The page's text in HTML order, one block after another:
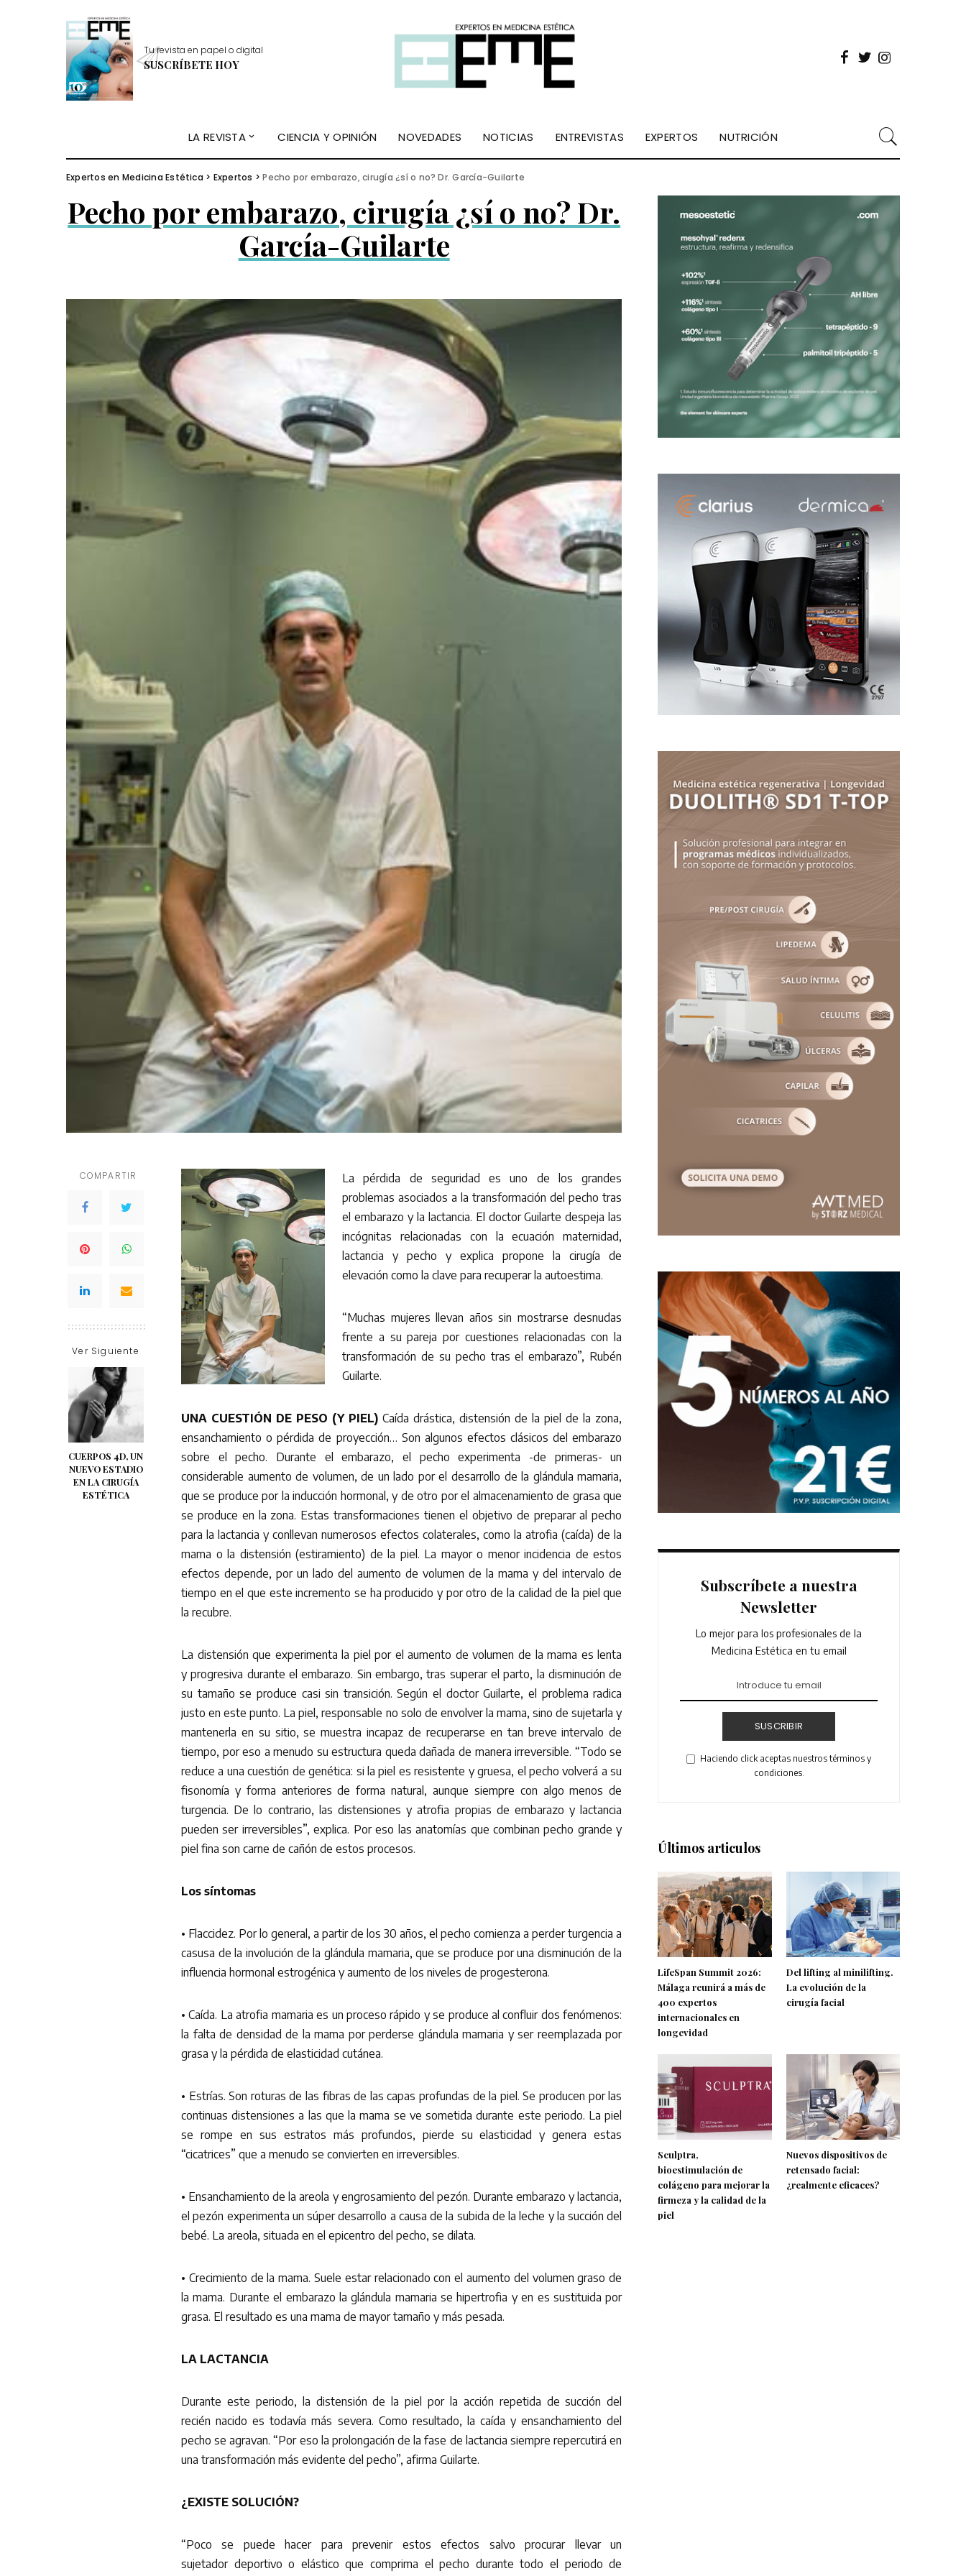
Tu revista en papel o digital
SUSCRÍBETE HOY
LA REVISTA CIENCIA Y OPINIÓN NOVEDADES NOTICIAS ENTREVISTAS EXPERTOS NUTRICIÓN
Expertos en Medicina Estética > Expertos >Pecho por embarazo, cirugía ¿sí o no? Dr. García-Guilarte
Pecho por embarazo, cirugía ¿sí o no? Dr.
García-Guilarte
COMPARTIR
Ver Siguiente
CUERPOS 4D, UN
NUEVO ESTADIO
EN LA CIRUGÍA
ESTÉTICA
La pérdida de seguridad es uno de los grandes
problemas asociados a la transformación del pecho tras
el embarazo y la lactancia. El doctor Guilarte despeja las
incógnitas relacionadas con la ecuación maternidad,
lactancia y pecho y explica propone la cirugía de
elevación como la clave para recuperar la autoestima.
“Muchas mujeres llevan años sin mostrarse desnudas
frente a su pareja por cuestiones relacionadas con la
transformación de su pecho tras el embarazo”, Rubén
Guilarte.
UNA CUESTIÓN DE PESO (Y PIEL) Caída drástica, distensión de la piel de la zona,
ensanchamiento o pérdida de proyección… Son algunos efectos clásicos del embarazo
sobre el pecho. Durante el embarazo, el pecho experimenta -de primeras- un
considerable aumento de volumen, de un lado por el desarrollo de la glándula mamaria,
que se produce por la inducción hormonal, y de otro por el almacenamiento de grasa que
se produce en la zona. Estas transformaciones tienen el objetivo de preparar al pecho
para la lactancia y conllevan numerosos efectos colaterales, como la atrofia (caída) de la
mama o la distensión (estiramiento) de la piel. La mayor o menor incidencia de estos
efectos depende, por un lado del aumento de volumen de la mama y del intervalo de
tiempo en el que este incremento se ha producido y por otro de la calidad de la piel que
la recubre.
La distensión que experimenta la piel por el aumento de volumen de la mama es lenta
y progresiva durante el embarazo. Sin embargo, tras superar el parto, la disminución de
su tamaño se produce casi sin transición. Según el doctor Guilarte, el problema radica
justo en este punto. La piel, responsable no solo de envolver la mama, sino de sujetarla y
mantenerla en su sitio, se muestra incapaz de recuperarse en tan breve intervalo de
tiempo, por eso a menudo su estructura queda dañada de manera irreversible. “Todo se
reduce a una cuestión de genética: si la piel es resistente y gruesa, el pecho volverá a su
fisonomía y forma anteriores de forma natural, aunque siempre con algo menos de
turgencia. De lo contrario, las distensiones y atrofia propias de embarazo y lactancia
pueden ser irreversibles”, explica. Por eso las anatomías que combinan pecho grande y
piel fina son carne de cañón de estos procesos.
Los síntomas
• Flaccidez. Por lo general, a partir de los 30 años, el pecho comienza a perder turgencia a
casusa de la involución de la glándula mamaria, que se produce por una disminución de la
influencia hormonal estrogénica y aumento de los niveles de progesterona.
• Caída. La atrofia mamaria es un proceso rápido y se produce al confluir dos fenómenos:
la falta de densidad de la mama por perderse glándula mamaria y ser reemplazada por
grasa y la pérdida de elasticidad cutánea.
• Estrías. Son roturas de las fibras de las capas profundas de la piel. Se producen por las
continuas distensiones a las que la mama se ve sometida durante este periodo. La piel
se rompe en sus estratos más profundos, pierde su elasticidad y genera estas
“cicatrices” que a menudo se convierten en irreversibles.
• Ensanchamiento de la areola y engrosamiento del pezón. Durante embarazo y lactancia,
el pezón experimenta un súper desarrollo a causa de la subida de la leche y la succión del
bebé. La areola, situada en el epicentro del pecho, se dilata.
• Crecimiento de la mama. Suele estar relacionado con el aumento del volumen graso de
la mama. Durante el embarazo la glándula mamaria se hipertrofia y en es sustituida por
grasa. El resultado es una mama de mayor tamaño y más pesada.
LA LACTANCIA
Durante este periodo, la distensión de la piel por la acción repetida de succión del
recién nacido es todavía más severa. Como resultado, la caída y ensanchamiento del
pecho se agravan. “Por eso la prolongación de la fase de lactancia siempre repercutirá en
una transformación más evidente del pecho”, afirma Guilarte.
¿EXISTE SOLUCIÓN?
“Poco se puede hacer para prevenir estos efectos salvo procurar llevar un
sujetador deportivo o elástico que comprima el pecho durante todo el periodo de
Subscríbete a nuestra
Newsletter
Lo mejor para los profesionales de la
Medicina Estética en tu email
SUSCRIBIR
Haciendo click aceptas nuestros términos y
condiciones.
Últimos articulos
LifeSpan Summit 2026:
Málaga reunirá a más de
400 expertos
internacionales en
longevidad
Del lifting al minilifting.
La evolución de la
cirugía facial
Sculptra,
bioestimulación de
colágeno para mejorar la
firmeza y la calidad de la
piel
Nuevos dispositivos de
retensado facial:
¿realmente eficaces?